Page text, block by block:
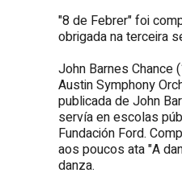
"8 de Febrer" foi
obrigada na terceira
John Barnes Chance
Austin Symphony
publicada de John
servía en escolas
Fundación Ford.
aos poucos ata "A
danza.